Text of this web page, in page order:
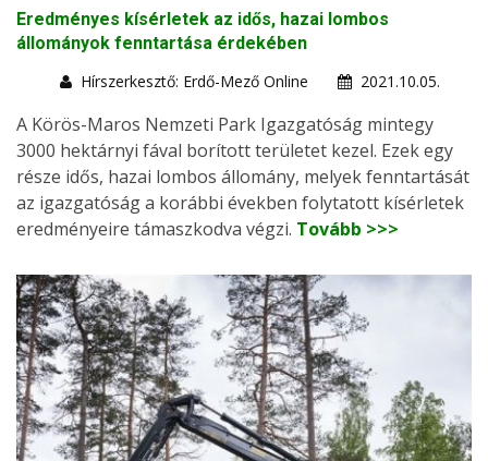
Eredményes kísérletek az idős, hazai lombos
állományok fenntartása érdekében
Hírszerkesztő: Erdő-Mező Online
2021.10.05.
A Körös-Maros Nemzeti Park Igazgatóság mintegy
3000 hektárnyi fával borított területet kezel. Ezek egy
része idős, hazai lombos állomány, melyek fenntartását
az igazgatóság a korábbi években folytatott kísérletek
eredményeire támaszkodva végzi. Tovább >>>